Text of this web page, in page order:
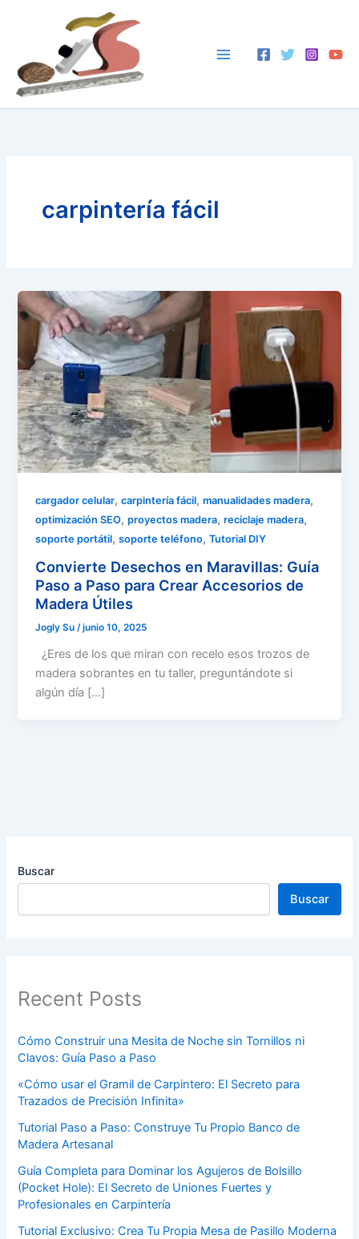
carpintería fácil
cargador celular,carpintería fácil,manualidades madera,
optimización SEO,proyectos madera,reciclaje madera,
soporte portátil,soporte teléfono,Tutorial DIY
Convierte Desechos en Maravillas: Guía
Paso a Paso para Crear Accesorios de
Madera Útiles
Jogly Su/junio 10, 2025
¿Eres de los que miran con recelo esos trozos de
madera sobrantes en tu taller, preguntándote si
algún día […]
Buscar
Buscar
Recent Posts
Cómo Construir una Mesita de Noche sin Tornillos ni
Clavos: Guía Paso a Paso
«Cómo usar el Gramil de Carpintero: El Secreto para
Trazados de Precisión Infinita»
Tutorial Paso a Paso: Construye Tu Propio Banco de
Madera Artesanal
Guía Completa para Dominar los Agujeros de Bolsillo
(Pocket Hole): El Secreto de Uniones Fuertes y
Profesionales en Carpintería
Tutorial Exclusivo: Crea Tu Propia Mesa de Pasillo Moderna